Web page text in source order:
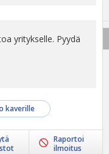
yritykselle. Pyydä
kaverille
Raportoi
ilmoitus